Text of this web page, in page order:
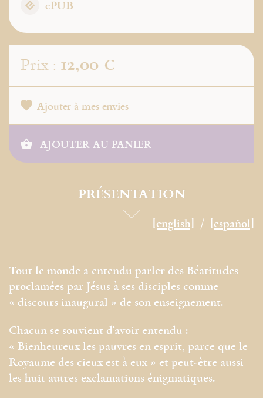
ePUB
Prix : 12,00 €
Ajouter à mes envies
AJOUTER AU PANIER
PRÉSENTATION
[english] [español]
Tout le monde a entendu parler des Béatitudes
proclamées par Jésus à ses disciples comme
« discours inaugural » de son enseignement.
Chacun se souvient d’avoir entendu :
« Bienheureux les pauvres en esprit, parce que le
Royaume des cieux est à eux » et peut-être aussi
les huit autres exclamations énigmatiques.